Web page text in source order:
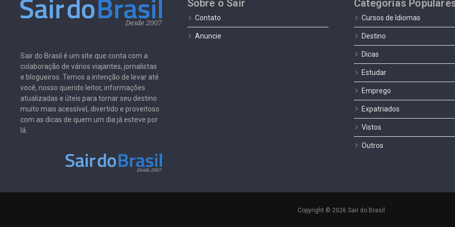
Sair do Brasil é um site que conta com a
colaboração de vários viajantes, jornalistas
e blogueiros. Temos a intenção de levar até
você, nosso querido leitor, informações
atualizadas e úteis para tornar seu destino
muito mais acessível, divertido e proveitoso
com as dicas de quem um dia já esteve por
lá.
Sobre o Sair
Contato
Anuncie
Categorias
Cursos de Idiomas
Destino
Dicas
Estudar
Emprego
Expatriados
Vistos
Outros
Copyright © 2026 Sair do Brasil